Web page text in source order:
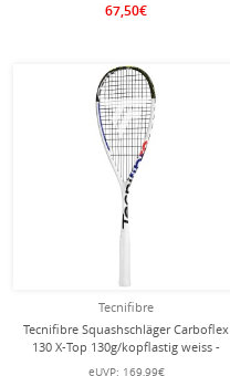
67,50€
Tecnifibre
Tecnifibre Squashschläger Carboflex
130 X-Top 130g/kopflastig weiss -
besaitet -
eUVP: 169,99€